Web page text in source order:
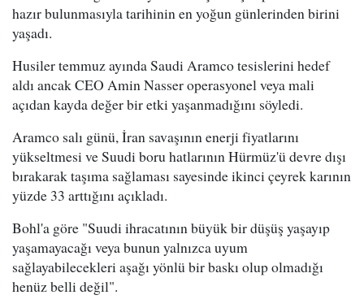
hazır bulunmasıyla tarihinin en yoğun günlerinden birini
yaşadı.
Husiler temmuz ayında Saudi Aramco tesislerini hedef
aldı ancak CEO Amin Nasser operasyonel veya mali
açıdan kayda değer bir etki yaşanmadığını söyledi.
Aramco salı günü, İran savaşının enerji fiyatlarını
yükseltmesi ve Suudi boru hatlarının Hürmüz'ü devre dışı
bırakarak taşıma sağlaması sayesinde ikinci çeyrek karının
yüzde 33 arttığını açıkladı.
Bohl'a göre "Suudi ihracatının büyük bir düşüş yaşayıp
yaşamayacağı veya bunun yalnızca uyum
sağlayabilecekleri aşağı yönlü bir baskı olup olmadığı
henüz belli değil".